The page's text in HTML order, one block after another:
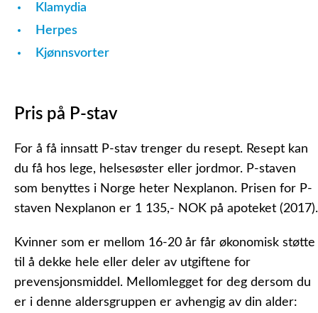
Klamydia
Herpes
Kjønnsvorter
Pris på P-stav
For å få innsatt P-stav trenger du resept. Resept kan
du få hos lege, helsesøster eller jordmor. P-staven
som benyttes i Norge heter Nexplanon. Prisen for P-
staven Nexplanon er 1 135,- NOK på apoteket (2017).
Kvinner som er mellom 16-20 år får økonomisk støtte
til å dekke hele eller deler av utgiftene for
prevensjonsmiddel. Mellomlegget for deg dersom du
er i denne aldersgruppen er avhengig av din alder: